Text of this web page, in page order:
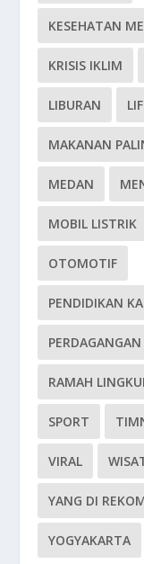
KESEHATAN
KRISIS IKLIM
LIBURAN
MAKANAN
MEDAN
MOBIL LISTRIK
OTOMOTIF
PENDIDIKAN
RAMAH
SPORT
VIRAL
YANG DI
YOGYAKARTA